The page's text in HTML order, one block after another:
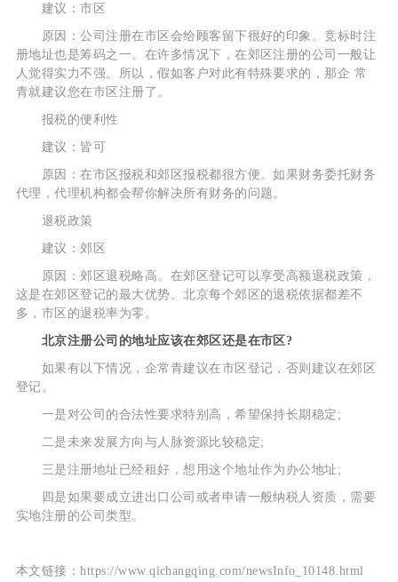
建议：市区
原因：公司注册在市区会给顾客留下很好的印象。竞标时注
册地址也是筹码之一。在许多情况下，在郊区注册的公司一般让
人觉得实力不强。所以，假如客户对此有特殊要求的，那企 常
青就建议您在市区注册了。
报税的便利性
建议：皆可
原因：在市区报税和郊区报税都很方便。如果财务委托财务
代理，代理机构都会帮你解决所有财务的问题。
退税政策
建议：郊区
原因：郊区退税略高。在郊区登记可以享受高额退税政策，
这是在郊区登记的最大优势。北京每个郊区的退税依据都差不
多，市区的退税率为零。
北京注册公司的地址应该在郊区还是在市区?
如果有以下情况，企常青建议在市区登记，否则建议在郊区
登记。
一是对公司的合法性要求特别高，希望保持长期稳定;
二是未来发展方向与人脉资源比较稳定;
三是注册地址已经租好，想用这个地址作为办公地址;
四是如果要成立进出口公司或者申请一般纳税人资质，需要
实地注册的公司类型。
本文链接：https://www.qichangqing.com/newsInfo_10148.html